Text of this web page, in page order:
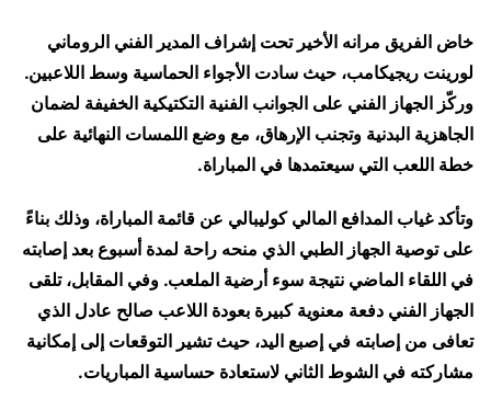
خاض الفريق مرانه الأخير تحت إشراف المدير الفني الروماني
لورينت ريجيكامب، حيث سادت الأجواء الحماسية وسط اللاعبين.
وركّز الجهاز الفني على الجوانب الفنية التكتيكية الخفيفة لضمان
الجاهزية البدنية وتجنب الإرهاق، مع وضع اللمسات النهائية على
خطة اللعب التي سيعتمدها في المباراة.
وتأكد غياب المدافع المالي كوليبالي عن قائمة المباراة، وذلك بناءً
على توصية الجهاز الطبي الذي منحه راحة لمدة أسبوع بعد إصابته
في اللقاء الماضي نتيجة سوء أرضية الملعب. وفي المقابل، تلقى
الجهاز الفني دفعة معنوية كبيرة بعودة اللاعب صالح عادل الذي
تعافى من إصابته في إصبع اليد، حيث تشير التوقعات إلى إمكانية
مشاركته في الشوط الثاني لاستعادة حساسية المباريات.